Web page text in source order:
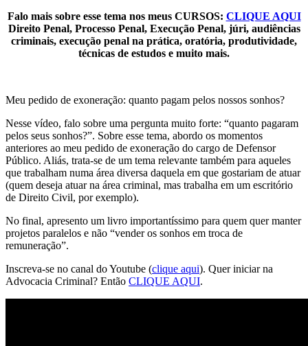
Falo mais sobre esse tema nos meus CURSOS: CLIQUE AQUI
Direito Penal, Processo Penal, Execução Penal, júri, audiências
criminais, execução penal na prática, oratória, produtividade,
técnicas de estudos e muito mais.
Meu pedido de exoneração: quanto pagam pelos nossos sonhos?
Nesse vídeo, falo sobre uma pergunta muito forte: “quanto pagaram
pelos seus sonhos?”. Sobre esse tema, abordo os momentos
anteriores ao meu pedido de exoneração do cargo de Defensor
Público. Aliás, trata-se de um tema relevante também para aqueles
que trabalham numa área diversa daquela em que gostariam de atuar
(quem deseja atuar na área criminal, mas trabalha em um escritório
de Direito Civil, por exemplo).
No final, apresento um livro importantíssimo para quem quer manter
projetos paralelos e não “vender os sonhos em troca de
remuneração”.
Inscreva-se no canal do Youtube (clique aqui). Quer iniciar na
Advocacia Criminal? Então CLIQUE AQUI.